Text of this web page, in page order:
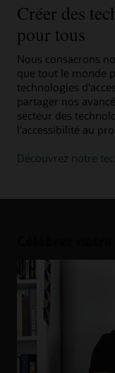
Créer des
pour tous
Nous consacrons
que tout le monde
technologies
partager nos
secteur des
l'accessibilité au
Découvrez notre